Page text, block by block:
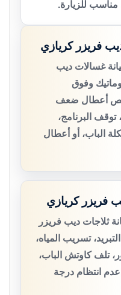
للزيارة.
فريزر كريازي
غسالات ديب
وفوق
فحص أعطال ضعف
توقف البرنامج،
الباب، أو أعطال
فريزر كريازي
ثلاجات ديب فريزر
تسريب المياه،
تلف كاوتش الباب،
عدم انتظام درجة